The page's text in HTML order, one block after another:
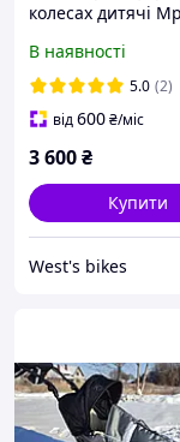
колесах дитячі
В наявності
5.0 (2)
від600₴/міс
3 600₴
Купити
West's bikes